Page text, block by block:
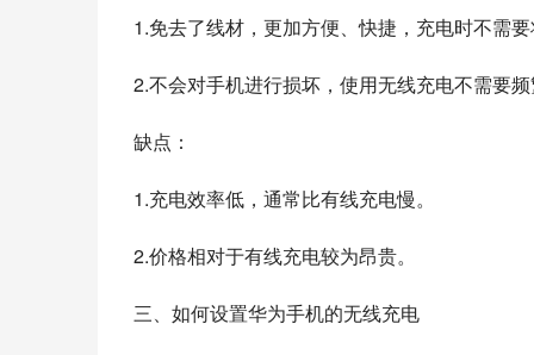
1.免去了线材，更加方便、快捷，充电时不需
2.不会对手机进行损坏，使用无线充电不需要
缺点：
1.充电效率低，通常比有线充电慢。
2.价格相对于有线充电较为昂贵。
三、如何设置华为手机的无线充电